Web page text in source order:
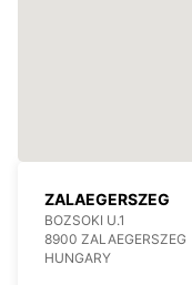
ZALAEGERSZEG
BOZSOKI U.1
8900 ZALAEGERSZEG
HUNGARY